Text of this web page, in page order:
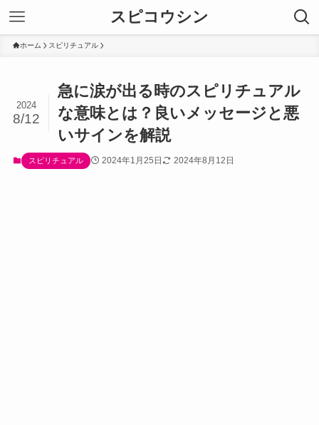
スピコウシン
ホーム スピリチュアル
急に涙が出る時のスピリチュアル
な意味とは？良いメッセージと悪
いサインを解説
2024
8/12
スピリチュアル 2024年1月25日 2024年8月12日